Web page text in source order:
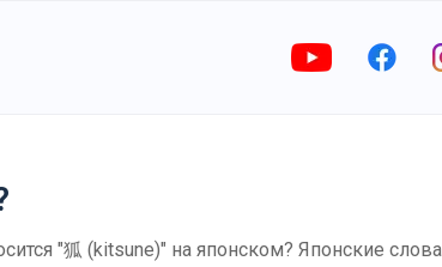
"狐 (kitsune)" на японском? Японские